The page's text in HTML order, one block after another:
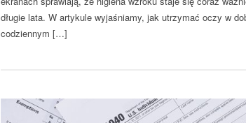
długie lata. W artykule wyjaśniamy, jak utrzymać oczy w
codziennym […]